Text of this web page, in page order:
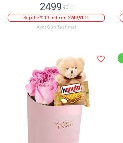
2499 ,90 TL
Sepette % 10 indirim 2249,91 TL
Aynı Gün Teslimat